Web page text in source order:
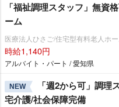
「福祉調理スタッフ」無資
ーム
医療法人ひさご/住宅型有料老人ホ
時給1,140円
アルバイト・パート / 愛知県
NEW
「週2から可」調
宅介護/社会保障完備